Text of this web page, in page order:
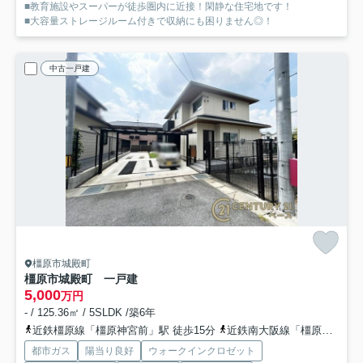
■教育施設やスーパーが徒歩圏内に近接！閑静な住宅地です！
■大容量ストレージルーム付きで収納にも困りません◎！
中古一戸建
橿原市城殿町
橿原市城殿町 一戸建
5,000万円
- / 125.36㎡ / 5SLDK /築6年
近鉄橿原線「橿原神宮前」駅 徒歩15分
近鉄南大阪線「橿原神宮前」駅 徒歩15分
都市ガス 陽当り良好 ウォークインクロゼット